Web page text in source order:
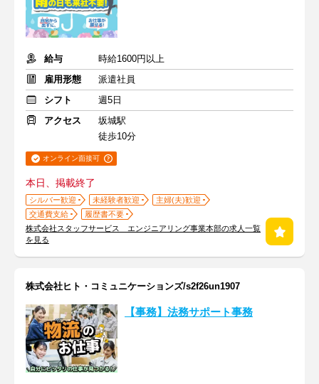
給与
時給1600円以上
雇用形態
派遣社員
シフト
週5日
アクセス
坂城駅
徒歩10分
オンライン面接可
本日、掲載終了
シルバー歓迎 未経験者歓迎
主婦(夫)歓迎
交通費支給
履歴書不要
株式会社スタッフサービス エンジニアリング事業本部の求人一覧
を見る
株式会社ヒト・コミュニケーションズ/s2f26un1907
【事務】法務サポート事務